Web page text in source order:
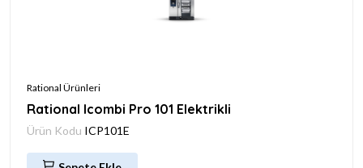
Rational Ürünleri
Rational Icombi Pro 101 Elektrikli
Ürün Kodu ICP101E